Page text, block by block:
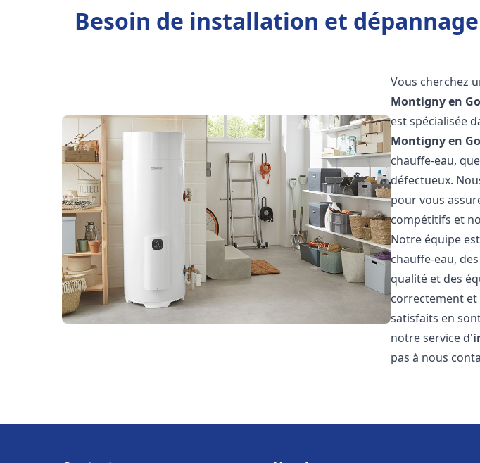
Besoin de installation et
Vous cherchez
Montigny en
est spécialisée
Montigny en
chauffe-eau,
défectueux.
pour vous
compétitifs et
Notre équipe
chauffe-eau,
qualité et des
correctement
satisfaits en
notre service d'
pas à nous